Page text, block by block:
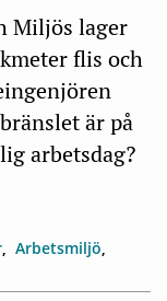
Miljös lager
flis och
är på
arbetsdag?
Arbetsmiljö